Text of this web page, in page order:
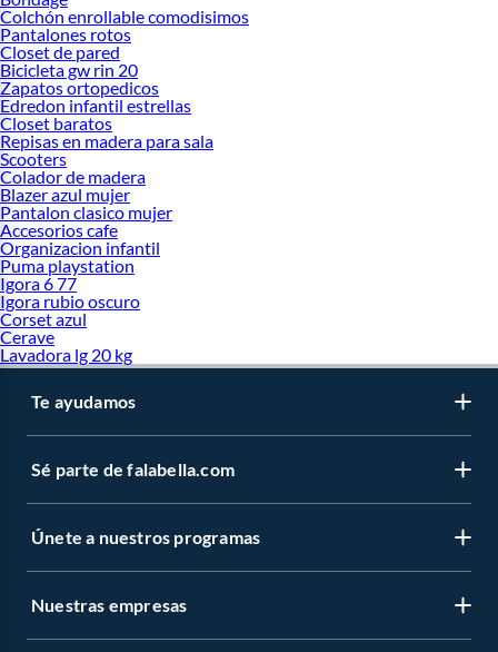
Colchón enrollable comodisimos
Pantalones rotos
Closet de pared
Bicicleta gw rin 20
Zapatos ortopedicos
Edredon infantil estrellas
Closet baratos
Repisas en madera para sala
Scooters
Colador de madera
Blazer azul mujer
Pantalon clasico mujer
Accesorios cafe
Organizacion infantil
Puma playstation
Igora 6 77
Igora rubio oscuro
Corset azul
Cerave
Lavadora lg 20 kg
Te ayudamos
Sé parte de falabella.com
Únete a nuestros programas
Nuestras empresas